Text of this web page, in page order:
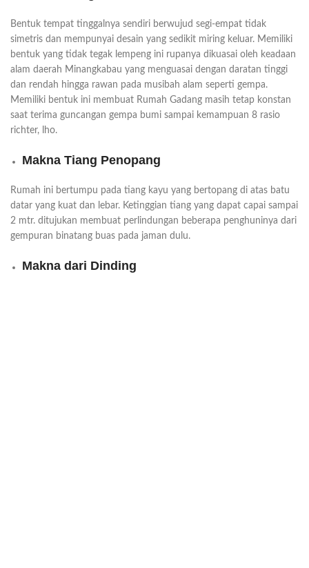
Bentuk tempat tinggalnya sendiri berwujud segi-empat tidak
simetris dan mempunyai desain yang sedikit miring keluar. Memiliki
bentuk yang tidak tegak lempeng ini rupanya dikuasai oleh keadaan
alam daerah Minangkabau yang menguasai dengan daratan tinggi
dan rendah hingga rawan pada musibah alam seperti gempa.
Memiliki bentuk ini membuat Rumah Gadang masih tetap konstan
saat terima guncangan gempa bumi sampai kemampuan 8 rasio
richter, lho.
Makna Tiang Penopang
Rumah ini bertumpu pada tiang kayu yang bertopang di atas batu
datar yang kuat dan lebar. Ketinggian tiang yang dapat capai sampai
2 mtr. ditujukan membuat perlindungan beberapa penghuninya dari
gempuran binatang buas pada jaman dulu.
Makna dari Dinding